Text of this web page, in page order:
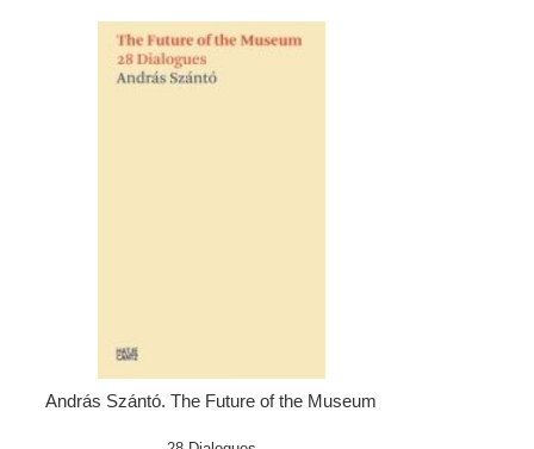
András Szántó. The Future of the Museum